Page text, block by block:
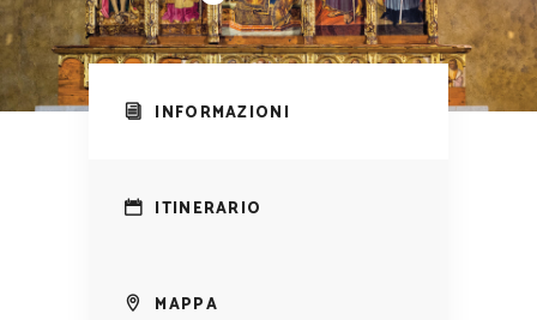
INFORMAZIONI
ITINERARIO
MAPPA